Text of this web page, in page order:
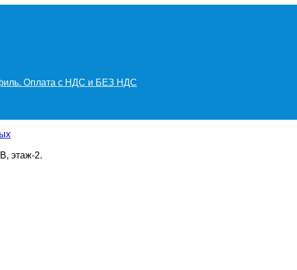
Оплата с НДС и БЕЗ НДС
этаж-2.